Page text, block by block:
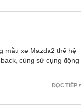
mẫu xe Mazda2 thế hệ
cùng sử dụng động
ĐỌC TIẾP